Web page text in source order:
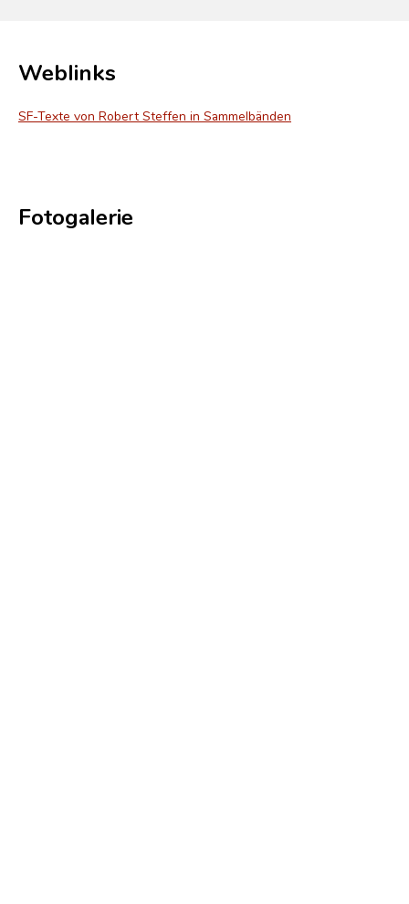
Weblinks
SF-Texte von Robert Steffen in Sammelbänden
Fotogalerie